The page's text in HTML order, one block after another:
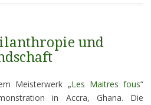
und
Meisterwerk „Les Maitres fous“
in Accra, Ghana. Die